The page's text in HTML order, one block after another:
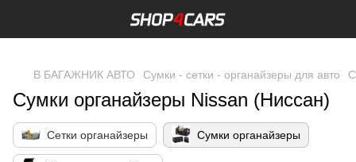
В БАГАЖНИК АВТО Сумки - сетки - органайзеры для авто
Сумки органайзеры Nissan (Ниссан)
Сетки органайзеры Сумки органайзеры